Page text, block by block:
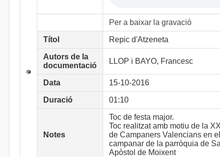
Per a baixar la gravació
Títol Repic d'Atzeneta
Autors de la
documentació
LLOP i BAYO, Francesc
Data 15-10-2016
Duració 01:10
Notes
Toc de festa major.
Toc realitzat amb motiu de la
de Campaners Valencians en el
campanar de la parròquia de
Apòstol de Moixent